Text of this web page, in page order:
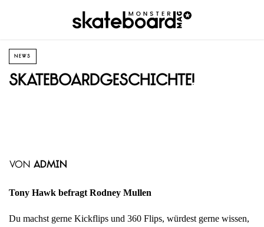
NEWS
Skateboardgeschichte!
von admin
Tony Hawk befragt Rodney Mullen
Du machst gerne Kickflips und 360 Flips, würdest gerne wissen,